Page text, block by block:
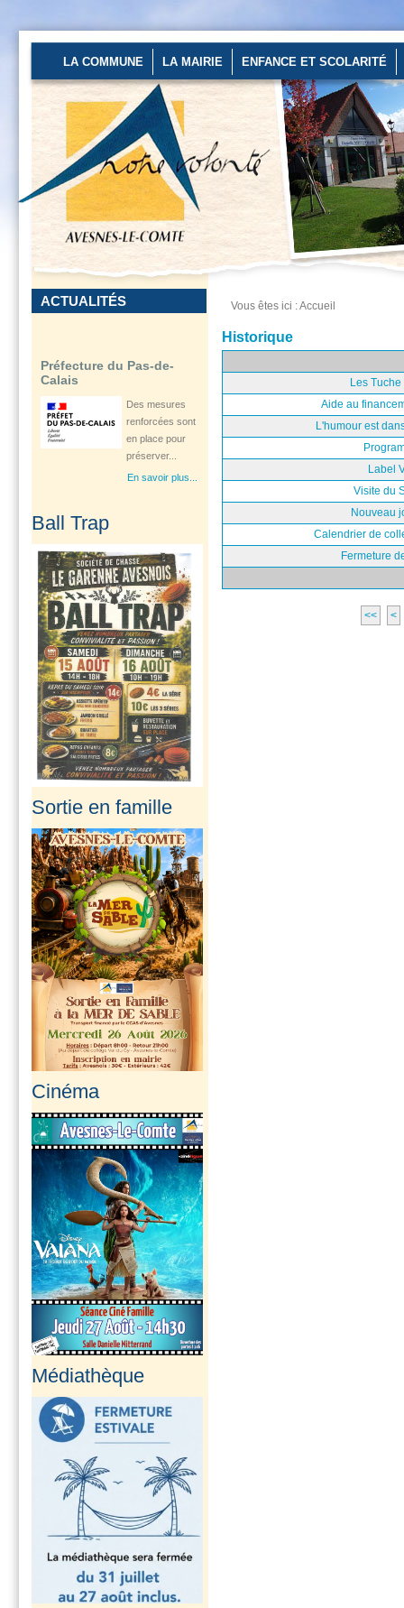
LA COMMUNE LA MAIRIE ENFANCE ET SCOLARITÉ
Vous êtes ici :Accueil
Historique
Les
Aide au
L'humour est
Label
Visite du
Nouveau
Calendrier de
Fermeture
<< <
ACTUALITÉS
annoncées par
Météo...
En savoir plus...
Un stage de pré-rentrée
ouvert aux...
Les 27 et 28 août
d’Avesnes-le-Comte
de...
Des mesures
en place pour
préserver...
En savoir plus...
Vacances
Vous partez en
vacances? n'oubliez
pas de vous
inscrire...
En savoir plus...
Ouverture d'une
consultation
gynécologique à...
Le Département Le
Pas-de-Calais à
travers son Centre
En savoir plus...
Info SMAV
En raison des
fortes chaleurs
annoncées par
Météo...
En savoir plus...
Ball Trap
Sortie en famille
Cinéma
Médiathèque